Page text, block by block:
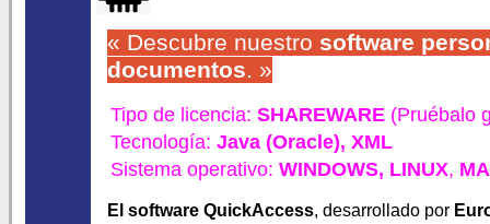
« Descubre nuestro software
documentos. »
Tipo de licencia: SHAREWARE (Pruébalo
Tecnología: Java (Oracle), XML
Sistema operativo: WINDOWS, LINUX,
El software QuickAccess, desarrollado por